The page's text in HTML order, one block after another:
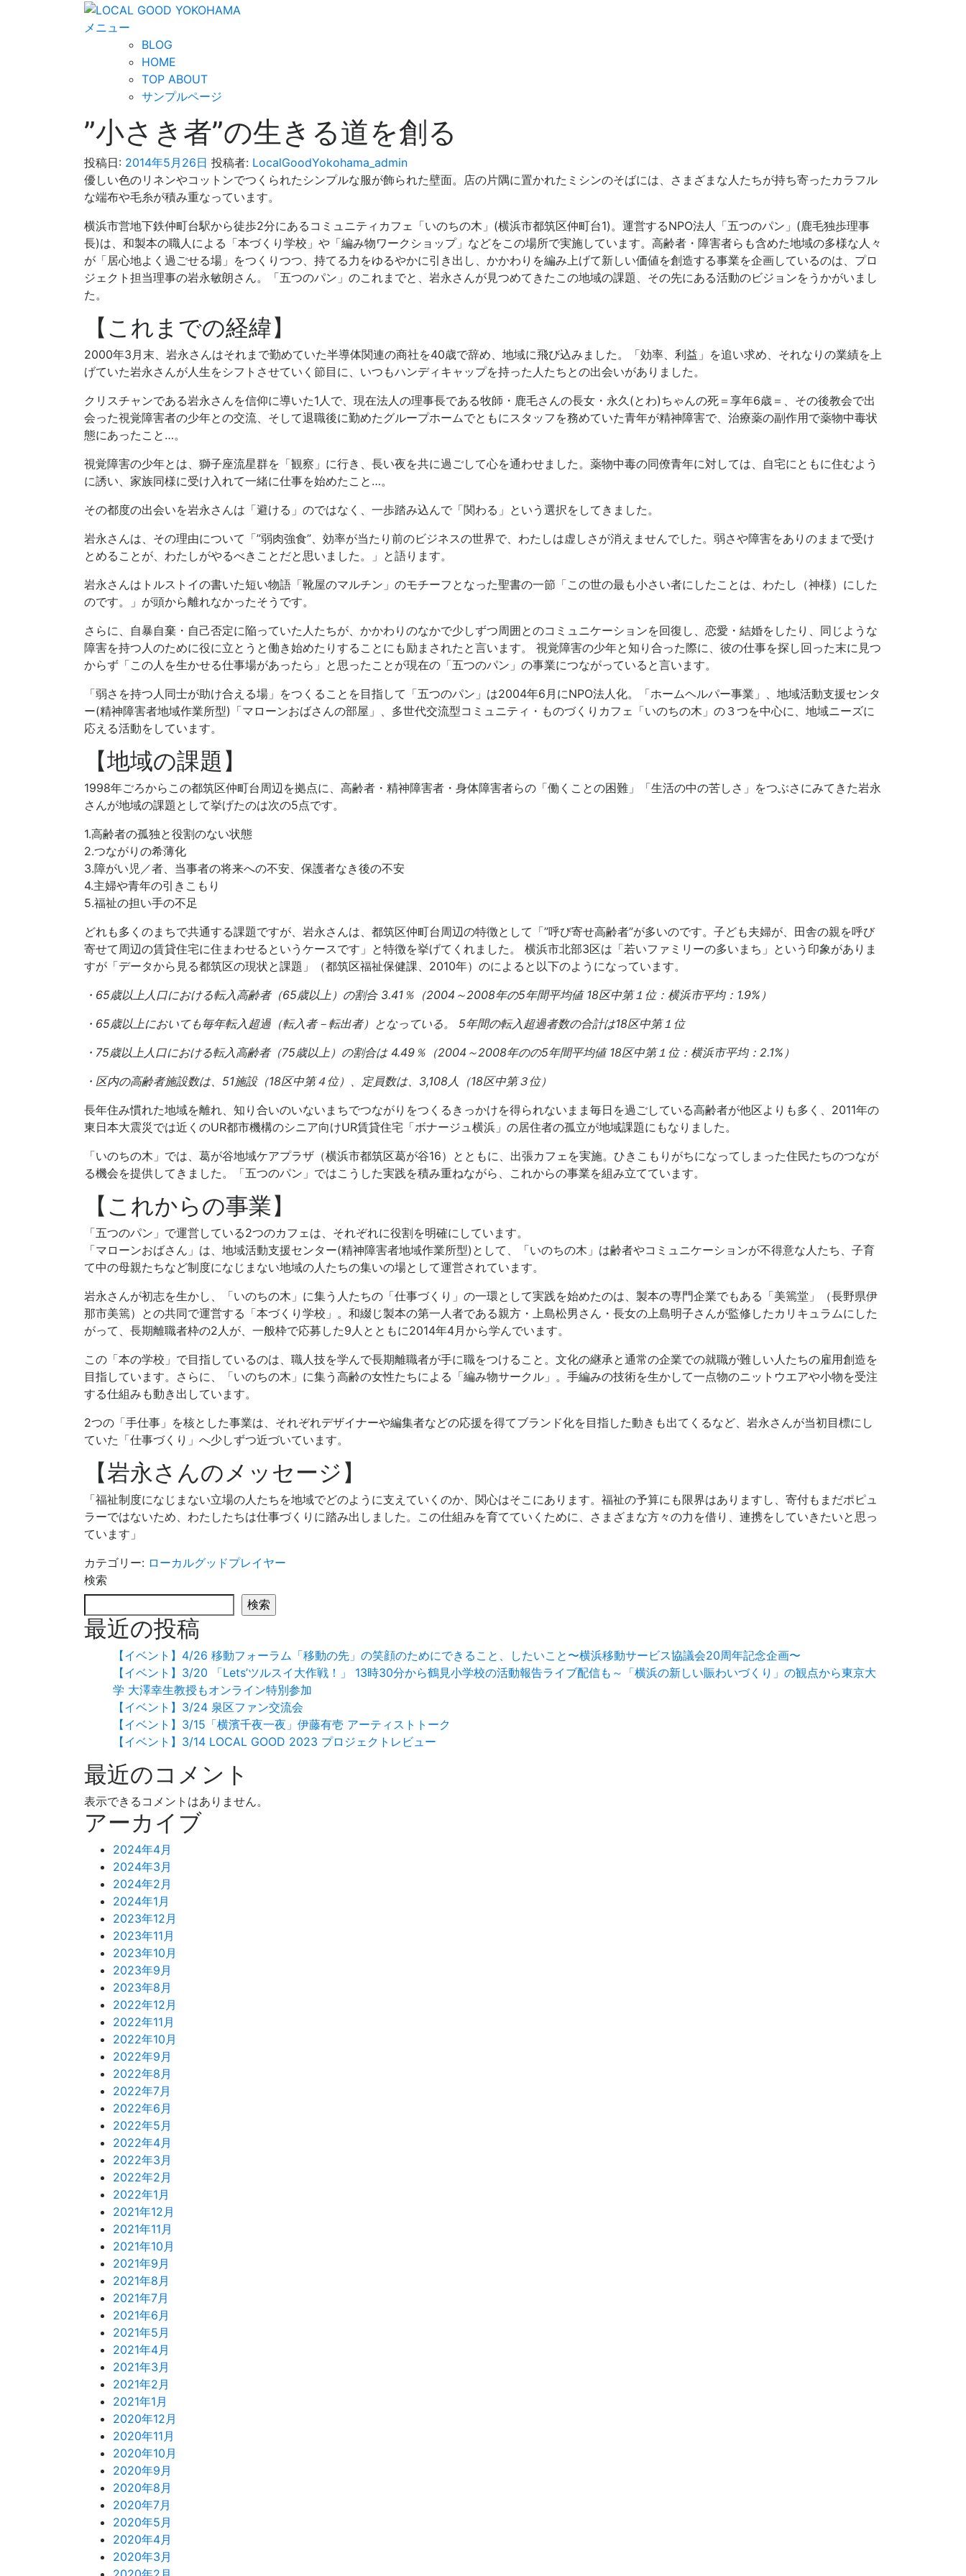
メニュー
BLOG
HOME
TOP ABOUT
サンプルページ
”小さき者”の生きる道を創る
投稿日: 2014年5月26日 投稿者: LocalGoodYokohama_admin
優しい色のリネンやコットンでつくられたシンプルな服が飾られた壁面。店の片隅に置かれたミシンのそばには、さまざまな人たちが持ち寄ったカラフル
な端布や毛糸が積み重なっています。
横浜市営地下鉄仲町台駅から徒歩2分にあるコミュニティカフェ「いのちの木」(横浜市都筑区仲町台1)。運営するNPO法人「五つのパン」(鹿毛独歩理事
長)は、和製本の職人による「本づくり学校」や「編み物ワークショップ」などをこの場所で実施しています。高齢者・障害者らも含めた地域の多様な人々
が「居心地よく過ごせる場」をつくりつつ、持てる力をゆるやかに引き出し、かかわりを編み上げて新しい価値を創造する事業を企画しているのは、プロ
ジェクト担当理事の岩永敏朗さん。「五つのパン」のこれまでと、岩永さんが見つめてきたこの地域の課題、その先にある活動のビジョンをうかがいまし
た。
【これまでの経緯】
2000年3月末、岩永さんはそれまで勤めていた半導体関連の商社を40歳で辞め、地域に飛び込みました。「効率、利益」を追い求め、それなりの業績を上
げていた岩永さんが人生をシフトさせていく節目に、いつもハンディキャップを持った人たちとの出会いがありました。
クリスチャンである岩永さんを信仰に導いた1人で、現在法人の理事長である牧師・鹿毛さんの長女・永久(とわ)ちゃんの死＝享年6歳＝、その後教会で出
会った視覚障害者の少年との交流、そして退職後に勤めたグループホームでともにスタッフを務めていた青年が精神障害で、治療薬の副作用で薬物中毒状
態にあったこと…。
視覚障害の少年とは、獅子座流星群を「観察」に行き、長い夜を共に過ごして心を通わせました。薬物中毒の同僚青年に対しては、自宅にともに住むよう
に誘い、家族同様に受け入れて一緒に仕事を始めたこと…。
その都度の出会いを岩永さんは「避ける」のではなく、一歩踏み込んで「関わる」という選択をしてきました。
岩永さんは、その理由について「”弱肉強食”、効率が当たり前のビジネスの世界で、わたしは虚しさが消えませんでした。弱さや障害をありのままで受け
とめることが、わたしがやるべきことだと思いました。」と語ります。
岩永さんはトルストイの書いた短い物語「靴屋のマルチン」のモチーフとなった聖書の一節「この世の最も小さい者にしたことは、わたし（神様）にした
のです。」が頭から離れなかったそうです。
さらに、自暴自棄・自己否定に陥っていた人たちが、かかわりのなかで少しずつ周囲とのコミュニケーションを回復し、恋愛・結婚をしたり、同じような
障害を持つ人のために役に立とうと働き始めたりすることにも励まされたと言います。 視覚障害の少年と知り合った際に、彼の仕事を探し回った末に見つ
からず「この人を生かせる仕事場があったら」と思ったことが現在の「五つのパン」の事業につながっていると言います。
「弱さを持つ人同士が助け合える場」をつくることを目指して「五つのパン」は2004年6月にNPO法人化。「ホームヘルパー事業」、地域活動支援センタ
ー(精神障害者地域作業所型)「マローンおばさんの部屋」、多世代交流型コミュニティ・ものづくりカフェ「いのちの木」の３つを中心に、地域ニーズに
応える活動をしています。
【地域の課題】
1998年ごろからこの都筑区仲町台周辺を拠点に、高齢者・精神障害者・身体障害者らの「働くことの困難」「生活の中の苦しさ」をつぶさにみてきた岩永
さんが地域の課題として挙げたのは次の5点です。
1.高齢者の孤独と役割のない状態
2.つながりの希薄化
3.障がい児／者、当事者の将来への不安、保護者なき後の不安
4.主婦や青年の引きこもり
5.福祉の担い手の不足
どれも多くのまちで共通する課題ですが、岩永さんは、都筑区仲町台周辺の特徴として「”呼び寄せ高齢者”が多いのです。子ども夫婦が、田舎の親を呼び
寄せて周辺の賃貸住宅に住まわせるというケースです」と特徴を挙げてくれました。 横浜市北部3区は「若いファミリーの多いまち」という印象がありま
すが「データから見る都筑区の現状と課題」（都筑区福祉保健課、2010年）のによると以下のようになっています。
・65歳以上人口における転入高齢者（65歳以上）の割合 3.41％（2004～2008年の5年間平均値 18区中第１位：横浜市平均：1.9%）
・65歳以上においても毎年転入超過（転入者－転出者）となっている。
5年間の転入超過者数の合計は18区中第１位
・75歳以上人口における転入高齢者（75歳以上）の割合は 4.49％（2004～2008年のの5年間平均値 18区中第１位：横浜市平均：2.1%）
・区内の高齢者施設数は、51施設（18区中第４位）、定員数は、3,108人（18区中第３位）
長年住み慣れた地域を離れ、知り合いのいないまちでつながりをつくるきっかけを得られないまま毎日を過ごしている高齢者が他区よりも多く、2011年の
東日本大震災では近くのUR都市機構のシニア向けUR賃貸住宅「ボナージュ横浜」の居住者の孤立が地域課題にもなりました。
「いのちの木」では、葛が谷地域ケアプラザ（横浜市都筑区葛が谷16）とともに、出張カフェを実施。ひきこもりがちになってしまった住民たちのつなが
る機会を提供してきました。「五つのパン」ではこうした実践を積み重ねながら、これからの事業を組み立てています。
【これからの事業】
「五つのパン」で運営している2つのカフェは、それぞれに役割を明確にしています。
「マローンおばさん」は、地域活動支援センター(精神障害者地域作業所型)として、「いのちの木」は齢者やコミュニケーションが不得意な人たち、子育
て中の母親たちなど制度になじまない地域の人たちの集いの場として運営されています。
岩永さんが初志を生かし、「いのちの木」に集う人たちの「仕事づくり」の一環として実践を始めたのは、製本の専門企業でもある「美篶堂」（長野県伊
那市美篶）との共同で運営する「本づくり学校」。和綴じ製本の第一人者である親方・上島松男さん・長女の上島明子さんが監修したカリキュラムにした
がって、長期離職者枠の2人が、一般枠で応募した9人とともに2014年4月から学んでいます。
この「本の学校」で目指しているのは、職人技を学んで長期離職者が手に職をつけること。文化の継承と通常の企業での就職が難しい人たちの雇用創造を
目指しています。さらに、「いのちの木」に集う高齢の女性たちによる「編み物サークル」。手編みの技術を生かして一点物のニットウエアや小物を受注
する仕組みも動き出しています。
2つの「手仕事」を核とした事業は、それぞれデザイナーや編集者などの応援を得てブランド化を目指した動きも出てくるなど、岩永さんが当初目標にし
ていた「仕事づくり」へ少しずつ近づいています。
【岩永さんのメッセージ】
「福祉制度になじまない立場の人たちを地域でどのように支えていくのか、関心はそこにあります。福祉の予算にも限界はありますし、寄付もまだポピュ
ラーではないため、わたしたちは仕事づくりに踏み出しました。この仕組みを育てていくために、さまざまな方々の力を借り、連携をしていきたいと思っ
ています」
カテゴリー: ローカルグッドプレイヤー
検索
検索
最近の投稿
【イベント】4/26 移動フォーラム「移動の先」の笑顔のためにできること、したいこと〜横浜移動サービス協議会20周年記念企画〜
【イベント】3/20 「Lets’ツルスイ大作戦！」 13時30分から鶴見小学校の活動報告ライブ配信も～「横浜の新しい賑わいづくり」の観点から東京大
学 大澤幸生教授もオンライン特別参加
【イベント】3/24 泉区ファン交流会
【イベント】3/15「横濱千夜一夜」伊藤有壱 アーティストトーク
【イベント】3/14 LOCAL GOOD 2023 プロジェクトレビュー
最近のコメント
表示できるコメントはありません。
アーカイブ
2024年4月
2024年3月
2024年2月
2024年1月
2023年12月
2023年11月
2023年10月
2023年9月
2023年8月
2022年12月
2022年11月
2022年10月
2022年9月
2022年8月
2022年7月
2022年6月
2022年5月
2022年4月
2022年3月
2022年2月
2022年1月
2021年12月
2021年11月
2021年10月
2021年9月
2021年8月
2021年7月
2021年6月
2021年5月
2021年4月
2021年3月
2021年2月
2021年1月
2020年12月
2020年11月
2020年10月
2020年9月
2020年8月
2020年7月
2020年5月
2020年4月
2020年3月